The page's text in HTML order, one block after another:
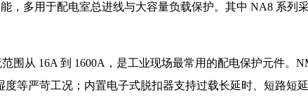
，多用于配电室总进线与大容量负载保护。其中 NA8 系
围从 16A 到 1600A，是工业现场最常用的配电保护元件。
等严苛工况；内置电子式脱扣器支持过载长延时、短路短